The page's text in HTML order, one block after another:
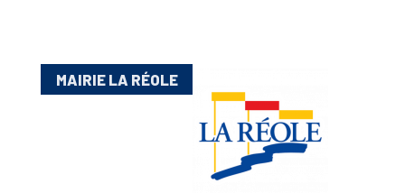
MAIRIE LA RÉOLE